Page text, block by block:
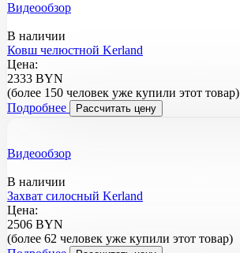
Видеообзор
В наличии
Ковш челюстной Kerland
Цена:
2333 BYN
(более 150 человек уже купили этот товар)
Подробнее
Рассчитать цену
Видеообзор
В наличии
Захват силосный Kerland
Цена:
2506 BYN
(более 62 человек уже купили этот товар)